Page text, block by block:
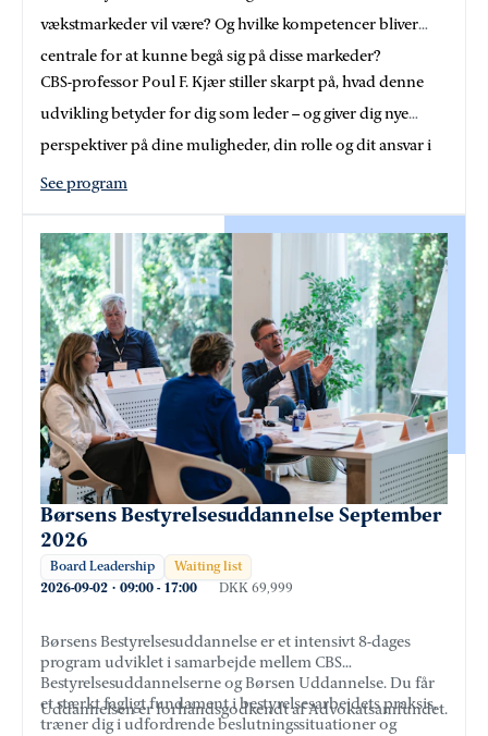
vækstmarkeder vil være? Og hvilke kompetencer bliver
centrale for at kunne begå sig på disse markeder?
CBS-professor Poul F. Kjær stiller skarpt på, hvad denne
udvikling betyder for dig som leder – og giver dig nye
perspektiver på dine muligheder, din rolle og dit ansvar i
en fragmenteret verden.
See program
Børsens Bestyrelsesuddannelse September
2026
Board Leadership Waiting list
2026-09-02 · 09:00 - 17:00 DKK 69,999
Børsens Bestyrelsesuddannelse er et intensivt 8-dages
program udviklet i samarbejde mellem CBS
Bestyrelsesuddannelserne og Børsen Uddannelse. Du får
et stærkt fagligt fundament i bestyrelsesarbejdets praksis,
træner dig i udfordrende beslutningssituationer og
Uddannelsen er forhåndsgodkendt af Advokatsamfundet.